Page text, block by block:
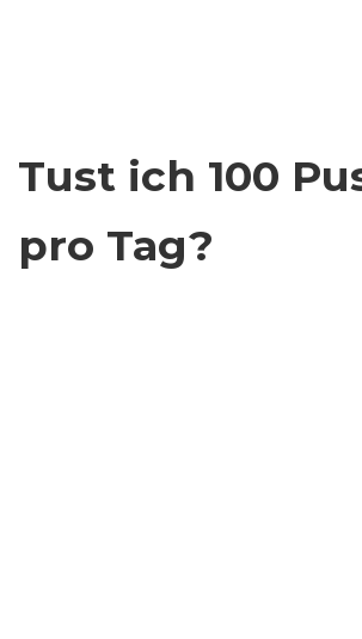
Tust ich 100
pro Tag?